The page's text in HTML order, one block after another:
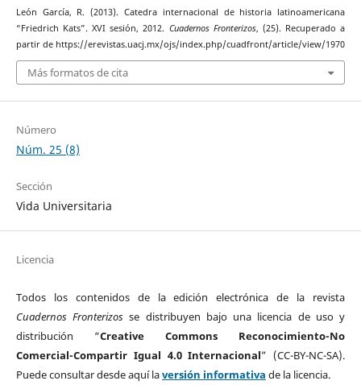
León García, R. (2013). Catedra internacional de historia latinoamericana
“Friedrich Kats”. XVI sesión, 2012. Cuadernos Fronterizos, (25). Recuperado a
partir de https://erevistas.uacj.mx/ojs/index.php/cuadfront/article/view/1970
Más formatos de cita
Número
Núm. 25 (8)
Sección
Vida Universitaria
Licencia
Todos los contenidos de la edición electrónica de la revista
Cuadernos Fronterizos se distribuyen bajo una licencia de uso y
distribución “Creative Commons Reconocimiento-No
Comercial-Compartir Igual 4.0 Internacional” (CC-BY-NC-SA).
Puede consultar desde aquí laversión informativa de la licencia.